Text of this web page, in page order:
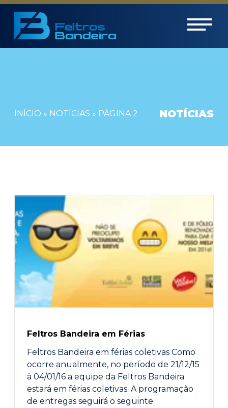
INÍCIO » NOTÍCIAS » PÁGINA 2 NOTÍCIAS
Feltros Bandeira em Férias
Feltros Bandeira em férias coletivas Como
ocorre anualmente, no período de 21/12/15
à 04/01/16 a equipe da Feltros Bandeira
estará em férias coletivas. A programação
de entregas seguirá o seguinte